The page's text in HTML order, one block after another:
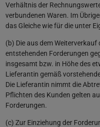
Verhältnis der
verbundenen Waren. Im
das Gleiche wie für die unter
(b) Die aus dem Weiterverkauf
entstehenden Forderungen
insgesamt bzw. in Höhe des
Lieferantin gemäß
Die Lieferantin nimmt die
Pflichten des Kunden gelten
Forderungen.
(c) Zur Einziehung der